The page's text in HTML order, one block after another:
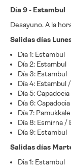
Día 9 - Estambul
Desayuno. A la
Salidas días
Dia 1: Estambul
Día 2: Estambul
Día 3: Estambul
Día 4: Estambul
Día 5: Capadocia
Día 6:
Día 7:
Día 8: Esmirna /
Día 9: Estambul
Salidas días
Dia 1: Estambul